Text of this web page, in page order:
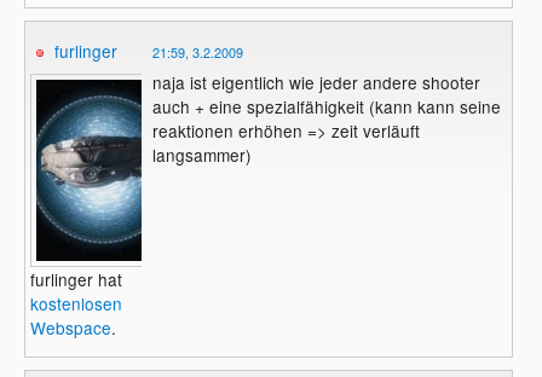
furlinger
furlinger hat
kostenlosen
Webspace.
21:59, 3.2.2009
naja ist eigentlich wie jeder andere shooter
auch + eine spezialfähigkeit (kann kann seine
reaktionen erhöhen => zeit verläuft
langsammer)